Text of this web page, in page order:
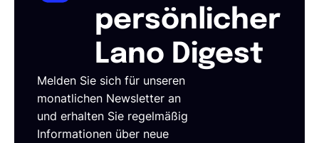
persönlicher
Lano Digest
Melden Sie sich für unseren
monatlichen Newsletter an
und erhalten Sie regelmäßig
Informationen über neue